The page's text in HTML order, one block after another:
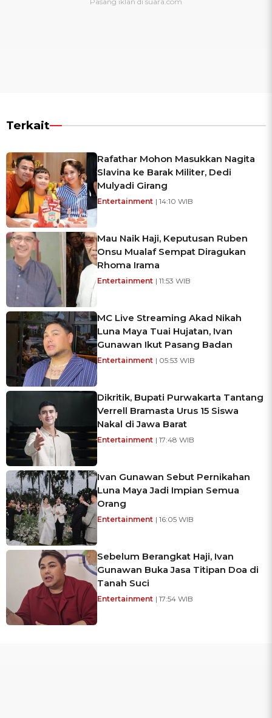
Terkait
Rafathar Mohon Masukkan Nagita
Slavina ke Barak Militer, Dedi
Mulyadi Girang
Entertainment | 14:10 WIB
Mau Naik Haji, Keputusan Ruben
Onsu Mualaf Sempat Diragukan
Rhoma Irama
Entertainment | 11:53 WIB
MC Live Streaming Akad Nikah
Luna Maya Tuai Hujatan, Ivan
Gunawan Ikut Pasang Badan
Entertainment | 05:53 WIB
Dikritik, Bupati Purwakarta Tantang
Verrell Bramasta Urus 15 Siswa
Nakal di Jawa Barat
Entertainment | 17:48 WIB
Ivan Gunawan Sebut Pernikahan
Luna Maya Jadi Impian Semua
Orang
Entertainment | 16:05 WIB
Sebelum Berangkat Haji, Ivan
Gunawan Buka Jasa Titipan Doa di
Tanah Suci
Entertainment | 17:54 WIB